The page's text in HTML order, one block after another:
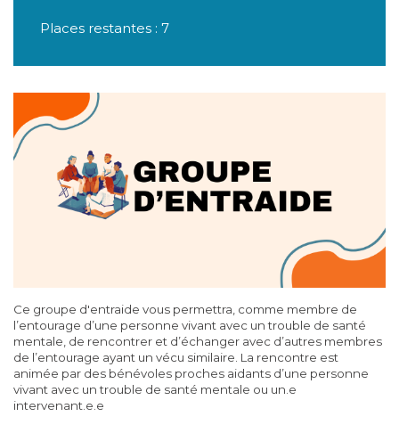
Places restantes : 7
Ce groupe d'entraide vous permettra, comme membre de
l’entourage d’une personne vivant avec un trouble de santé
mentale, de rencontrer et d’échanger avec d’autres membres
de l’entourage ayant un vécu similaire. La rencontre est
animée par des bénévoles proches aidants d’une personne
vivant avec un trouble de santé mentale ou un.e
intervenant.e.e